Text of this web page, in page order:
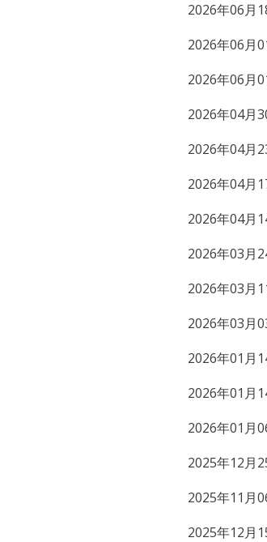
2026年06月
2026年06月
2026年06月
2026年04月
2026年04月
2026年04月
2026年04月
2026年03月
2026年03月
2026年03月
2026年01月
2026年01月
2026年01月
2025年12月
2025年11月
2025年12月